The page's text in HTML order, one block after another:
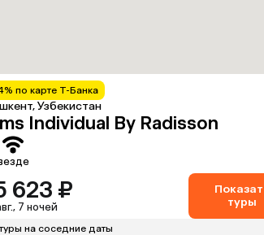
по карте Т-Банка
Узбекистан
Individual By Radisson
623 ₽
7 ночей
туры
на соседние даты